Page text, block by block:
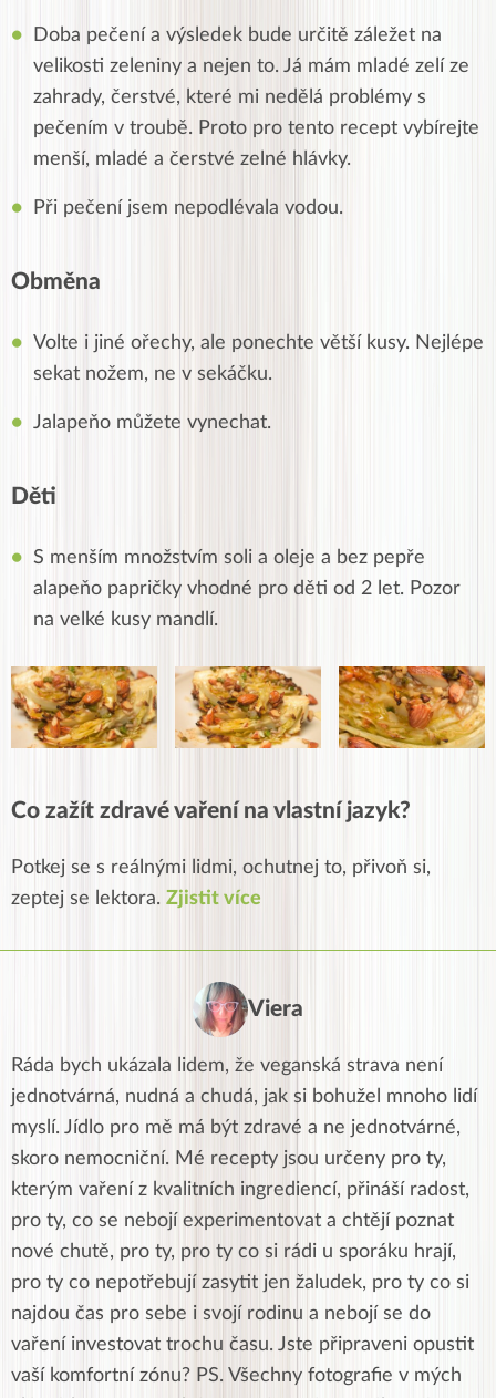
Doba pečení a výsledek bude určitě záležet na
velikosti zeleniny a nejen to. Já mám mladé zelí ze
zahrady, čerstvé, které mi nedělá problémy s
pečením v troubě. Proto pro tento recept vybírejte
menší, mladé a čerstvé zelné hlávky.
Při pečení jsem nepodlévala vodou.
Obměna
Volte i jiné ořechy, ale ponechte větší kusy. Nejlépe
sekat nožem, ne v sekáčku.
Jalapeňo můžete vynechat.
Děti
S menším množstvím soli a oleje a bez pepře
alapeňo papričky vhodné pro děti od 2 let. Pozor
na velké kusy mandlí.
Co zažít zdravé vaření na vlastní jazyk?
Potkej se s reálnými lidmi, ochutnej to, přivoň si,
zeptej se lektora. Zjistit více
Viera
Ráda bych ukázala lidem, že veganská strava není
jednotvárná, nudná a chudá, jak si bohužel mnoho lidí
myslí. Jídlo pro mě má být zdravé a ne jednotvárné,
skoro nemocniční. Mé recepty jsou určeny pro ty,
kterým vaření z kvalitních ingrediencí, přináší radost,
pro ty, co se nebojí experimentovat a chtějí poznat
nové chutě, pro ty, pro ty co si rádi u sporáku hrají,
pro ty co nepotřebují zasytit jen žaludek, pro ty co si
najdou čas pro sebe i svojí rodinu a nebojí se do
vaření investovat trochu času. Jste připraveni opustit
vaší komfortní zónu? PS. Všechny fotografie v mých